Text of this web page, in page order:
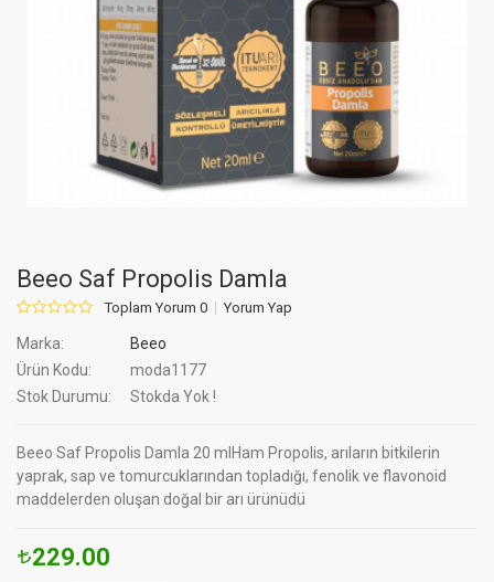
Beeo Saf Propolis Damla
Toplam Yorum 0 Yorum Yap
Marka:
Beeo
Ürün Kodu:
moda1177
Stok Durumu:
Stokda Yok !
Beeo Saf Propolis Damla 20 mlHam Propolis, arıların bitkilerin
yaprak, sap ve tomurcuklarından topladığı, fenolik ve flavonoid
maddelerden oluşan doğal bir arı ürünüdü
229.00